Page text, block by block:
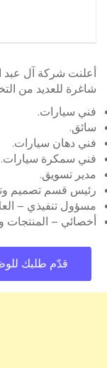
أعلنت شركة آل
شاغرة للعديد من
فني سيارات.
سائق.
فني دهان سيارات.
فني سمكرة سيارات.
مدير تسويق.
رئيس قسم تصميم
مسؤول تنفيذي –
أخصائي – المنتجات